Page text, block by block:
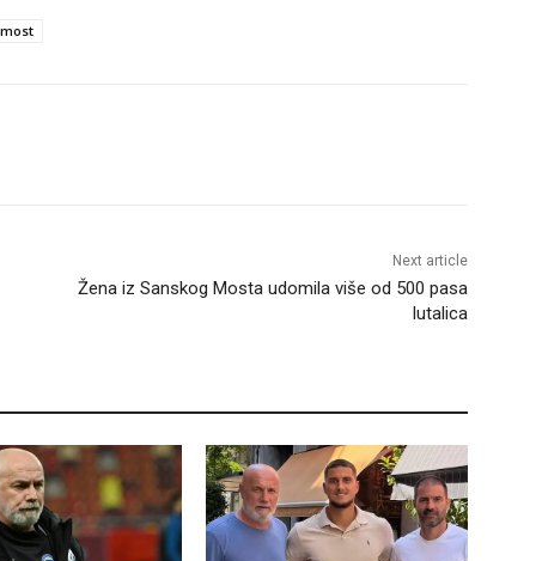
Next article
Žena iz Sanskog Mosta udomila više od 500 pasa
lutalica